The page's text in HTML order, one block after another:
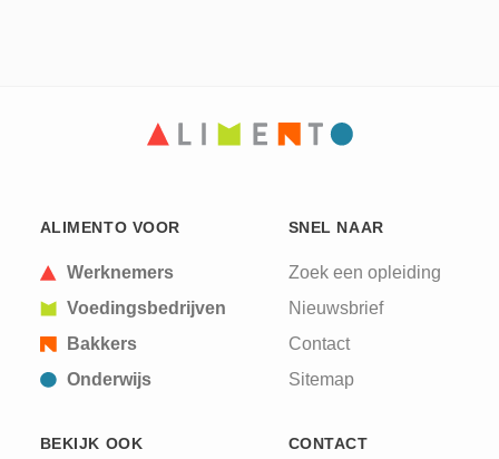
ALIMENTO VOOR
Werknemers
Voedingsbedrijven
Bakkers
Onderwijs
SNEL NAAR
Zoek een opleiding
Nieuwsbrief
Contact
Sitemap
BEKIJK OOK CONTACT